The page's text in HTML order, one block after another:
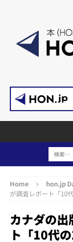
Home hon.jp
が調査レポート「10
カナダの
ト「10代